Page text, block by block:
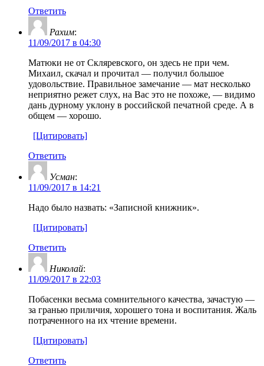
Ответить
Рахим:
11/09/2017 в 04:30
Матюки не от Скляревского, он здесь не при чем.
Михаил, скачал и прочитал — получил большое
удовольствие. Правильное замечание — мат несколько
неприятно режет слух, на Вас это не похоже, — видимо
дань дурному уклону в российской печатной среде. А в
общем — хорошо.
[Цитировать]
Ответить
Усман:
11/09/2017 в 14:21
Надо было назвать: «Записной книжник».
[Цитировать]
Ответить
Николай:
11/09/2017 в 22:03
Побасенки весьма сомнительного качества, зачастую —
за гранью приличия, хорошего тона и воспитания. Жаль
потраченного на их чтение времени.
[Цитировать]
Ответить